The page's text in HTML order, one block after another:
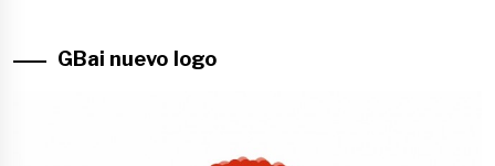
GBai nuevo logo